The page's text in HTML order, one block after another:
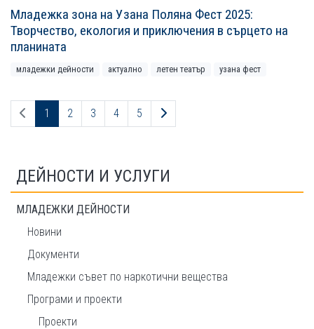
Младежка зона на Узана Поляна Фест 2025:
Творчество, екология и приключения в сърцето на
планината
младежки дейности актуално летен театър узана фест
Предходна страница
1 2 3 4 5 Следваща страница
ДЕЙНОСТИ И УСЛУГИ
МЛАДЕЖКИ ДЕЙНОСТИ
Новини
Документи
Младежки съвет по наркотични вещества
Програми и проекти
Проекти